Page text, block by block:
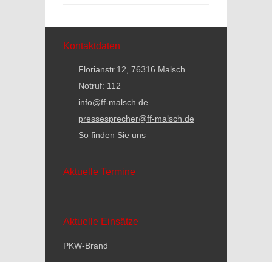
Kontaktdaten
Florianstr.12, 76316 Malsch
Notruf: 112
info@ff-malsch.de
pressesprecher@ff-malsch.de
So finden Sie uns
Aktuelle Termine
Aktuelle Einsätze
PKW-Brand